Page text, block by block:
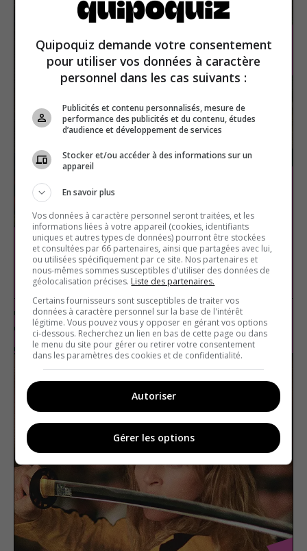
Les films d’animation
Cinéma Vrai ou faux
Quipoquiz demande votre consentement
pour utiliser vos données à caractère
personnel dans les cas suivants :
Publicités et contenu personnalisés, mesure de
performance des publicités et du contenu, études
d’audience et développement de services
Stocker et/ou accéder à des informations sur un
appareil
En savoir plus
Vos données à caractère personnel seront traitées, et les
informations liées à votre appareil (cookies, identifiants
uniques et autres types de données) pourront être stockées
et consultées par 66 partenaires, ainsi que partagées avec lui,
ou utilisées spécifiquement par ce site. Nos partenaires et
nous-mêmes sommes susceptibles d'utiliser des données de
géolocalisation précises. Liste des partenaires.
Certains fournisseurs sont susceptibles de traiter vos
données à caractère personnel sur la base de l'intérêt
légitime. Vous pouvez vous y opposer en gérant vos options
ci-dessous. Recherchez un lien en bas de cette page ou dans
le menu du site pour gérer ou retirer votre consentement
dans les paramètres des cookies et de confidentialité.
Autoriser
Gérer les options